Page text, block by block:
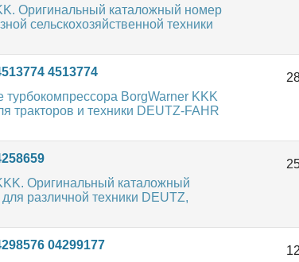
Оригинальный каталожный номер
сельскохозяйственной техники
4513774
BorgWarner KKK
тракторов и техники DEUTZ-FAHR
Оригинальный каталожный
различной техники DEUTZ,
04299177